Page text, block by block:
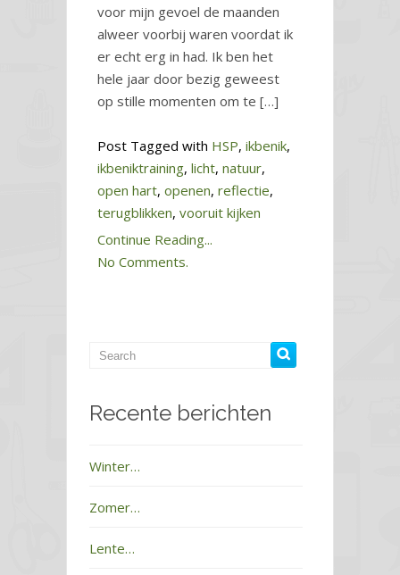
voor mijn gevoel de maanden
alweer voorbij waren voordat ik
er echt erg in had. Ik ben het
hele jaar door bezig geweest
op stille momenten om te […]
Post Tagged with HSP, ikbenik,
ikbeniktraining, licht, natuur,
open hart, openen, reflectie,
terugblikken, vooruit kijken
Continue Reading...
No Comments.
Recente berichten
Winter…
Zomer…
Lente…